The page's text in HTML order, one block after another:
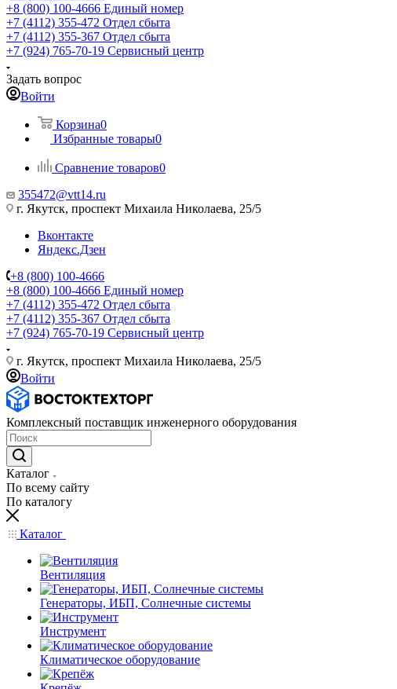
+8 (800) 100-4666 Единый номер
+7 (4112) 355-472 Отдел сбыта
+7 (4112) 355-367 Отдел сбыта
+7 (924) 765-70-19 Сервисный центр
Задать вопрос
Войти
Корзина0
Избранные товары0
Сравнение товаров0
355472@vtt14.ru
г. Якутск, проспект Михаила Николаева, 25/5
Вконтакте
Яндекс.Дзен
+8 (800) 100-4666
+8 (800) 100-4666 Единый номер
+7 (4112) 355-472 Отдел сбыта
+7 (4112) 355-367 Отдел сбыта
+7 (924) 765-70-19 Сервисный центр
г. Якутск, проспект Михаила Николаева, 25/5
Войти
Комплексный поставщик инженерного оборудования
Каталог
По всему сайту
По каталогу
Каталог
Вентиляция
Генераторы, ИБП, Солнечные системы
Инструмент
Климатическое оборудование